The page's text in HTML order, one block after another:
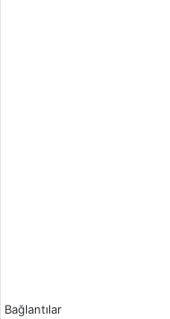
Bağlantılar